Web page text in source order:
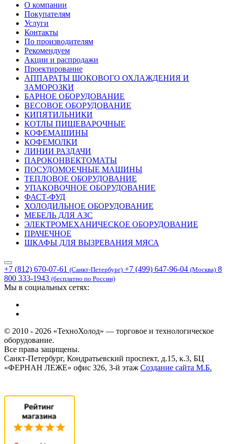
О компании
Покупателям
Услуги
Контакты
По производителям
Рекомендуем
Акции и распродажи
Проектирование
АППАРАТЫ ШОКОВОГО ОХЛАЖДЕНИЯ И
ЗАМОРОЗКИ
БАРНОЕ ОБОРУДОВАНИЕ
ВЕСОВОЕ ОБОРУДОВАНИЕ
КИПЯТИЛЬНИКИ
КОТЛЫ ПИЩЕВАРОЧНЫЕ
КОФЕМАШИНЫ
КОФЕМОЛКИ
ЛИНИИ РАЗДАЧИ
ПАРОКОНВЕКТОМАТЫ
ПОСУДОМОЕЧНЫЕ МАШИНЫ
ТЕПЛОВОЕ ОБОРУДОВАНИЕ
УПАКОВОЧНОЕ ОБОРУДОВАНИЕ
ФАСТ-ФУД
ХОЛОДИЛЬНОЕ ОБОРУДОВАНИЕ
МЕБЕЛЬ ДЛЯ АЗС
ЭЛЕКТРОМЕХАНИЧЕСКОЕ ОБОРУДОВАНИЕ
ПРАЧЕЧНОЕ
ШКАФЫ ДЛЯ ВЫЗРЕВАНИЯ МЯСА
+7 (812) 670-07-61 (Санкт-Петербург) +7 (499) 647-96-04 (Москва) 8
800 333-1943 (бесплатно по России)
Мы в социальных сетях:
© 2010 - 2026 «ТехноХолод» — торговое и технологическое
оборудование.
Все права защищены.
Санкт-Петербург, Кондратьевский проспект, д.15, к.3, БЦ
«ФЕРНАН ЛЕЖЕ» офис 326, 3-й этаж Создание сайта М.Б.